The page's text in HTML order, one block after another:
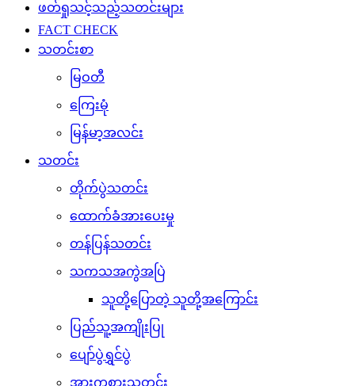
ဖတ်ရှုသင့်သည့်သတင်းများ
FACT CHECK
သတင်းစာ
မြဝတီ
ကြေးမုံ
မြန်မာ့အလင်း
သတင်း
တိုက်ပွဲသတင်း
ထောက်ခံအားပေးမှု
တန်ပြန်သတင်း
သကသအကွဲအပြဲ
သူတို့ပြောတဲ့ သူတို့အကြောင်း
ပြည်သူ့အကျိုးပြု
ပျော်ပွဲရွှင်ပွဲ
အားကစားသတင်း